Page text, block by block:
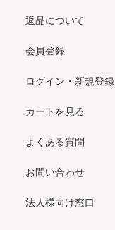
返品について
会員登録
ログイン・新規登録
カートを見る
よくある質問
お問い合わせ
法人様向け窓口